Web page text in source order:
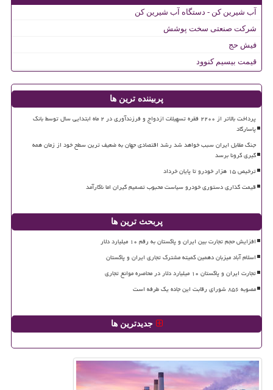
آب شیرین کن - دستگاه آب شیرین کن
شرکت صنعتی سخت پوشش
فیش حج
قیمت بیسیم کنوود
پربیننده ترین ها
پرداخت بالاتر از ۲۲۰۰ فقره تسهیلات ازدواج و فرزندآوری در ۲ ماه ابتدایی سال توسط بانک
پاسارگاد
جنگ مقابل ایران سبب خواهد شد رشد اقتصادی جهان به ضعیف ترین سطح خود از زمان همه
گیری کرونا برسد
ترخیص ۱۵ هزار خودرو تا پایان خرداد
قیمت گذاری دستوری خودرو سیاست محبوب تصمیم گیران اما ناکارآمد
پربحث ترین ها
افزایش حجم تجارت بین ایران و پاکستان به رقم ۱۰ میلیارد دلار
اسلام آباد میزبان دهمین کمیته مشترک تجاری ایران و پاکستان
تجارت ایران و پاکستان ۱۰ میلیارد دلار در محاصره موانع تجاری
مصوبه ۸۵۶ شورای رقابت این جاده یک طرفه است
جدیدترین ها